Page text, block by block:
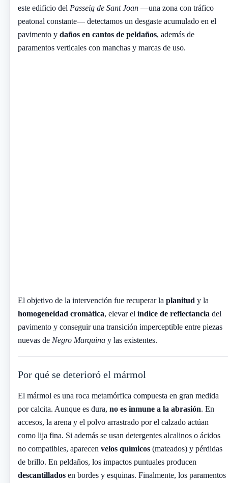
este edificio del Passeig de Sant Joan —una zona con tráfico
peatonal constante— detectamos un desgaste acumulado en el
pavimento y daños en cantos de peldaños, además de
paramentos verticales con manchas y marcas de uso.
El objetivo de la intervención fue recuperar la planitud y la
homogeneidad cromática, elevar el índice de reflectancia del
pavimento y conseguir una transición imperceptible entre piezas
nuevas de Negro Marquina y las existentes.
Por qué se deterioró el mármol
El mármol es una roca metamórfica compuesta en gran medida
por calcita. Aunque es dura, no es inmune a la abrasión. En
accesos, la arena y el polvo arrastrado por el calzado actúan
como lija fina. Si además se usan detergentes alcalinos o ácidos
no compatibles, aparecen velos químicos (mateados) y pérdidas
de brillo. En peldaños, los impactos puntuales producen
descantillados en bordes y esquinas. Finalmente, los paramentos